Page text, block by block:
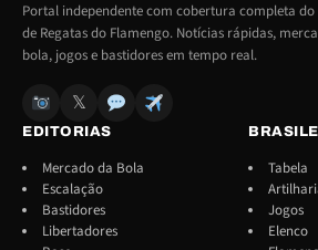
Portal independente com cobertura completa do
de Regatas do Flamengo. Notícias rápidas,
bola, jogos e bastidores em tempo real.
𝕏
EDITORIAS
Mercado da Bola
Escalação
Bastidores
Libertadores
Tabela
Jogos
Elenco